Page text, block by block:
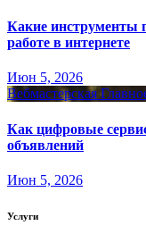
Какие инструменты
работе в интернете
Июн 5, 2026
Вебмастерская
Как цифровые
объявлений
Июн 5, 2026
Услуги